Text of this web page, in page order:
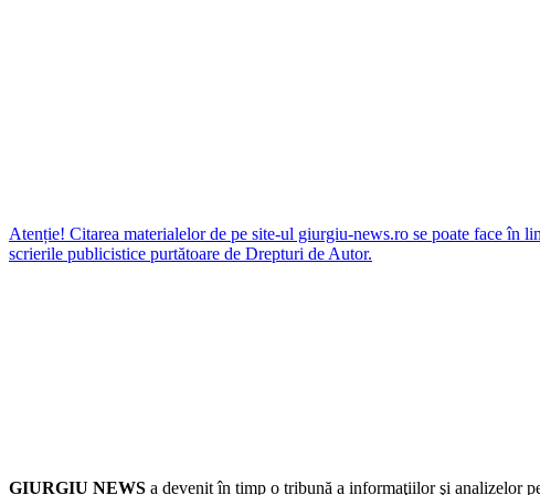
Atenție! Citarea materialelor de pe site-ul giurgiu-news.ro se poate face în
scrierile publicistice purtătoare de Drepturi de Autor.
GIURGIU NEWS a devenit în timp o tribună a informaţiilor şi analizelor